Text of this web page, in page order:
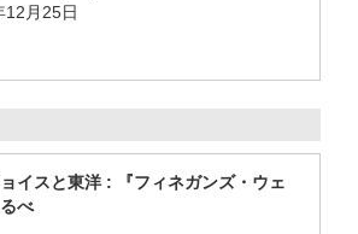
月25日
イスと東洋 : 『フィネガンズ・ウェ
べ